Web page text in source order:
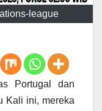
league
Portugal dan
Kali ini, mereka